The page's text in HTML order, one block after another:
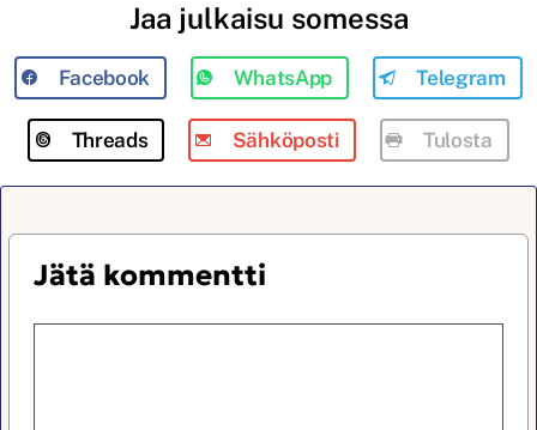
Jaa julkaisu somessa
Facebook WhatsApp Telegram
Threads Sähköposti Tulosta
Jätä kommentti